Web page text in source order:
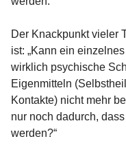
Der Knackpunkt vieler
ist: „Kann ein
wirklich psychische
Eigenmitteln
Kontakte) nicht mehr
nur noch dadurch,
werden?“